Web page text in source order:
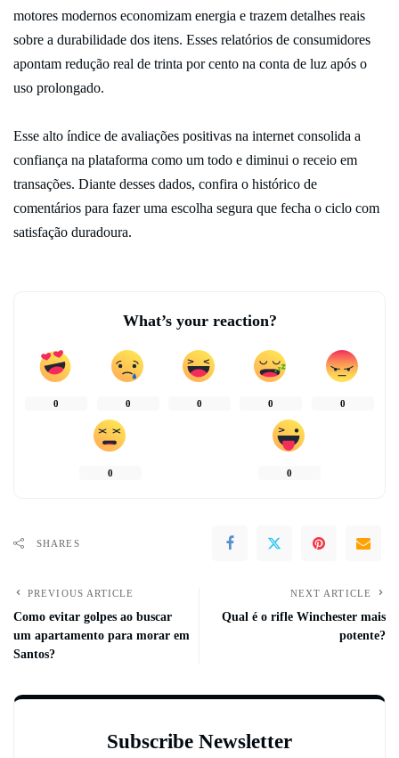
motores modernos economizam energia e trazem detalhes reais
sobre a durabilidade dos itens. Esses relatórios de consumidores
apontam redução real de trinta por cento na conta de luz após o
uso prolongado.
Esse alto índice de avaliações positivas na internet consolida a
confiança na plataforma como um todo e diminui o receio em
transações. Diante desses dados, confira o histórico de
comentários para fazer uma escolha segura que fecha o ciclo com
satisfação duradoura.
What’s your reaction?
0 0 0 0 0
0 0
SHARES
PREVIOUS ARTICLE
Como evitar golpes ao buscar
um apartamento para morar em
Santos?
NEXT ARTICLE
Qual é o rifle Winchester mais
potente?
Subscribe Newsletter